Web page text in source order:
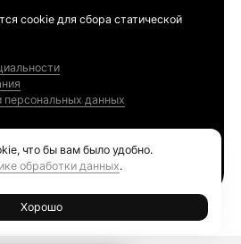
cookie для сбора статической
персональных данных
что бы вам было удобно.
обработки данных.
Хорошо